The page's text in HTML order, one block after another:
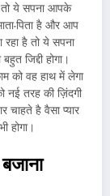
ये सपना आपके
पिता है और आप
है तो ये सपना
जिद्दी होगा।
को वह हाथ में लेगा
नई तरह की ज़िंदगी
चाहते है वैसा प्यार
होगा।